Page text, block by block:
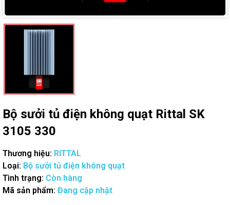
Bộ sưởi tủ điện không quạt Rittal SK
3105 330
Thương hiệu: RITTAL
Loại: Bộ sưởi tủ điện không quạt
Tình trạng: Còn hàng
Mã sản phẩm: Đang cập nhật